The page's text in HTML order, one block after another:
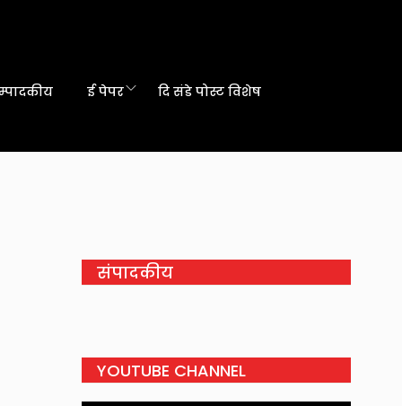
ई पेपर दि संडे पोस्ट विशेष
संपादकीय
YOUTUBE CHANNEL